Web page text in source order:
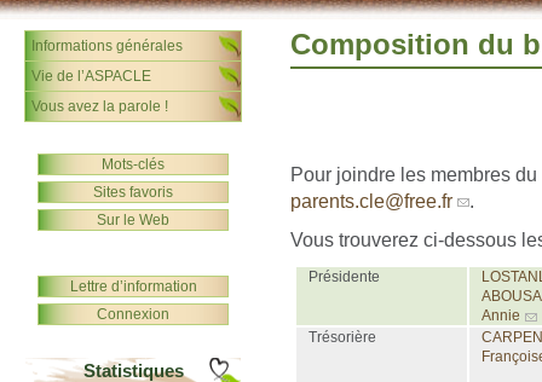
Composition du
Pour joindre les membres
parents.cle@free.fr
.
Vous trouverez ci-dessous
Présidente
Annie
Trésorière
Informations générales
Vie de l’ASPACLE
Vous avez la parole !
Mots-clés
Sites favoris
Sur le Web
Lettre d’information
Connexion
Statistiques